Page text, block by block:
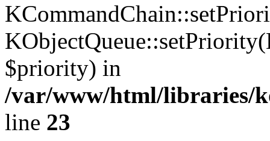
$priority) in
/var/www/html/libraries/
line 23